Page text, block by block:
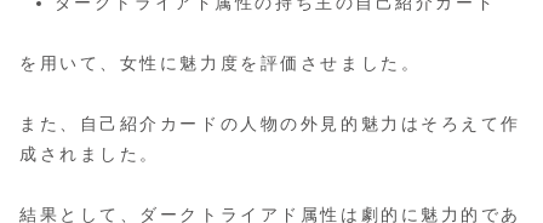
を用いて、女性に魅力度を評価させました。
また、自己紹介カードの人物の外見的魅力はそろえて作
成されました。
結果として、ダークトライアド属性は劇的に魅力的であ